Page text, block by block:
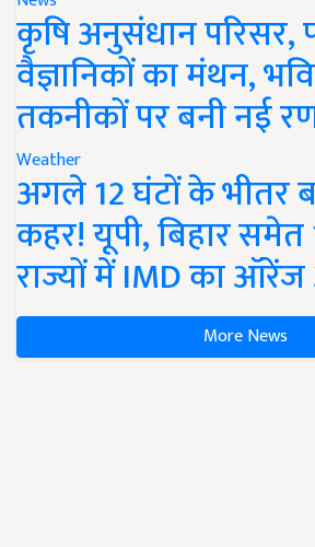
कृषि अनुसंधान परिसर,
वैज्ञानिकों का मंथन,
तकनीकों पर बनी नई
Weather
अगले 12 घंटों के भीतर
कहर! यूपी, बिहार समेत
राज्यों में IMD का ऑरेंज
More News